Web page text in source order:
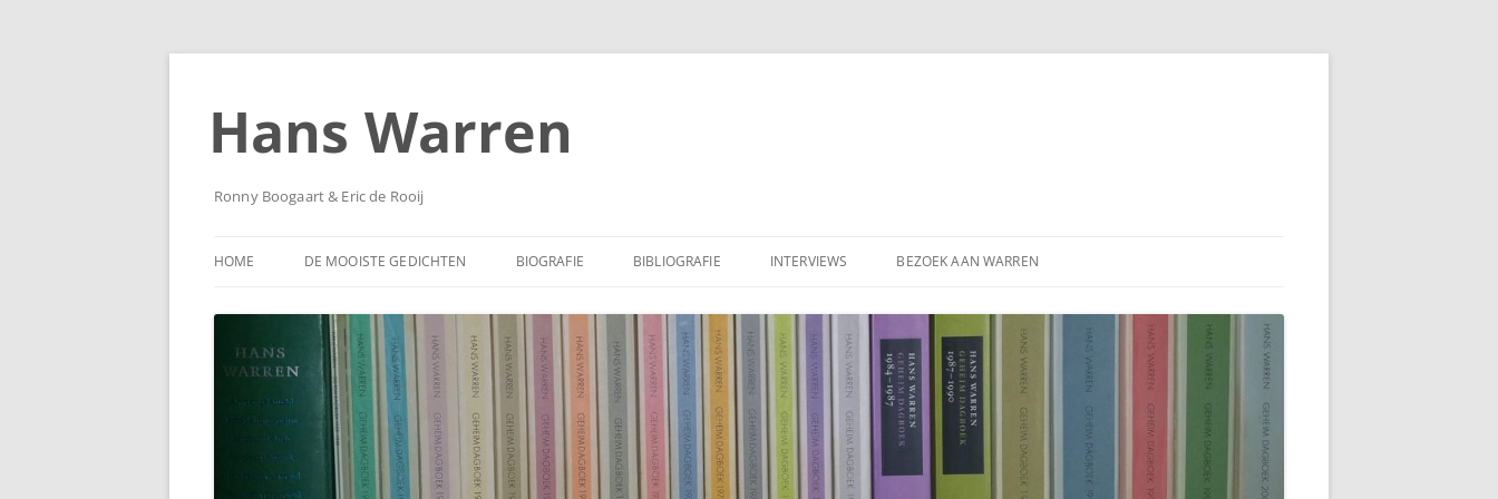
Ga
Hans Warren
Ronny Boogaart & Eric de Rooij
HOME DE MOOISTE GEDICHTEN BIOGRAFIE BIBLIOGRAFIE INTERVIEWS BEZOEK AAN WARREN